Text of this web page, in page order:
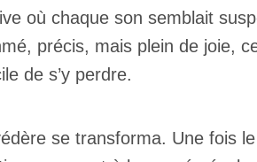
où chaque son semblait
précis, mais plein de joie,
de s’y perdre.
se transforma. Une fois